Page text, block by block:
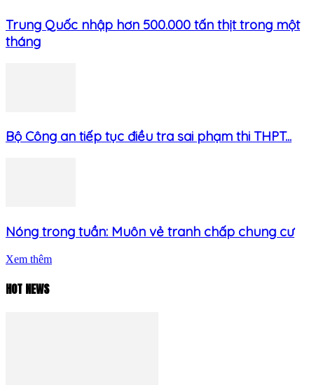
Trung Quốc nhập hơn 500.000 tấn thịt trong một
tháng
Bộ Công an tiếp tục điều tra sai phạm thi THPT...
Nóng trong tuần: Muôn vẻ tranh chấp chung cư
Xem thêm
HOT NEWS